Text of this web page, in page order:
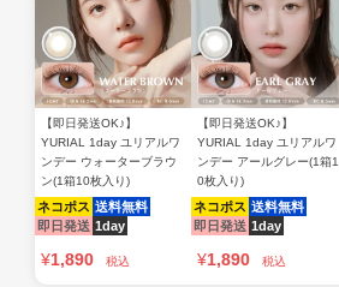
【即日発送OK♪】
YURIAL 1day ユリアルワ
ンデー ウォーターブラウ
ン(1箱10枚入り)
ネコポス 送料無料
即日発送 1day
¥1,890 税込
【即日発送OK♪】
YURIAL 1day ユリアルワ
ンデー アールグレー(1箱1
0枚入り)
ネコポス 送料無料
即日発送 1day
¥1,890 税込